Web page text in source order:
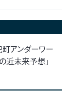
アンダーワー
の近未来予想」